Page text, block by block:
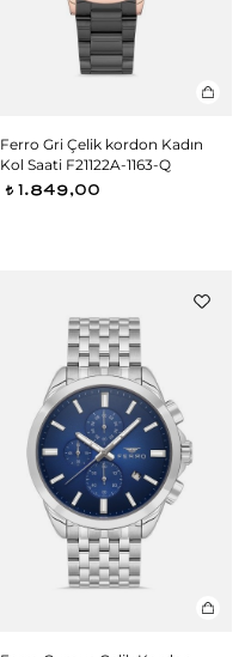
Ferro Gri Çelik kordon Kadın
Kol Saati F21122A-1163-Q
t 1.849,00